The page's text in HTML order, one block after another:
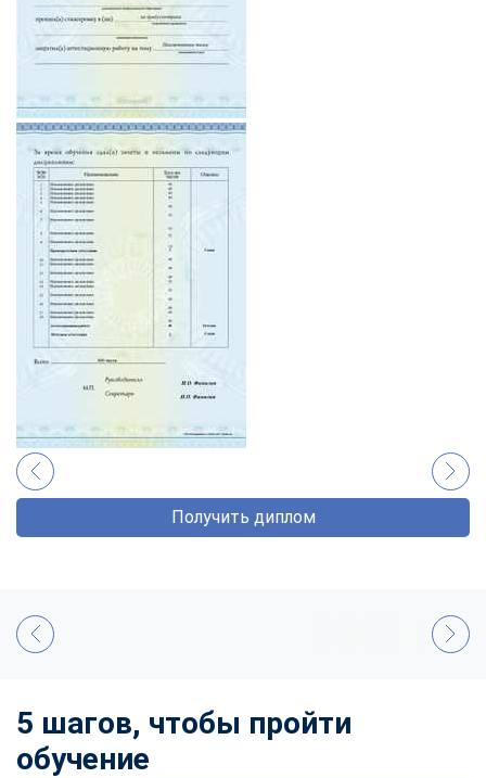
Получить диплом
5 шагов, чтобы пройти
обучение